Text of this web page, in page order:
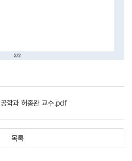
학과 허종완 교수.pdf
목록